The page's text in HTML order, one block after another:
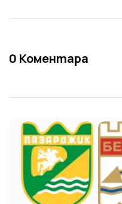
0 Коментара